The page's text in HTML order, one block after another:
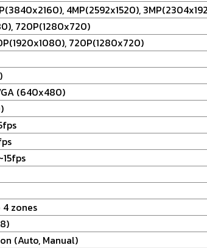
4MP(2592x1520),
720P(1280x720)
720P(1280x720)
(640x480)
zones
(Auto, Manual)